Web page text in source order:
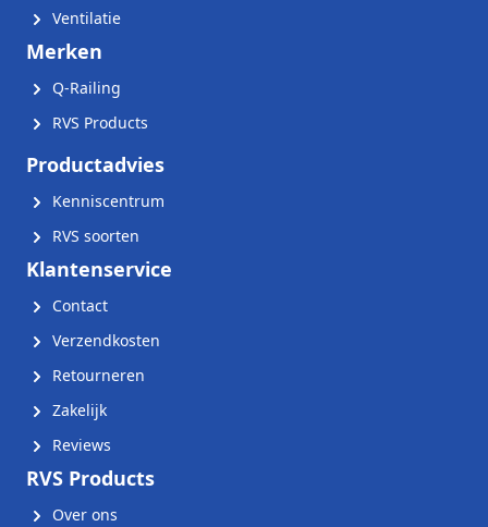
Ventilatie
Merken
Q-Railing
RVS Products
Productadvies
Kenniscentrum
RVS soorten
Klantenservice
Contact
Verzendkosten
Retourneren
Zakelijk
Reviews
RVS Products
Over ons